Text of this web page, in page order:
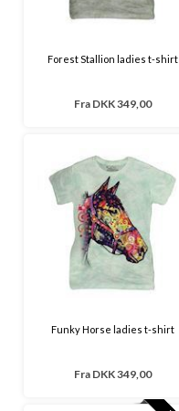
Forest Stallion ladies t-shirt
Fra DKK 349,00
Funky Horse ladies t-shirt
Fra DKK 349,00